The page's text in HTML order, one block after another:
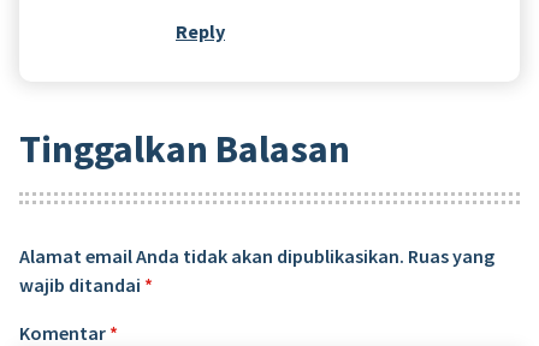
Reply
Tinggalkan Balasan
Alamat email Anda tidak akan dipublikasikan. Ruas yang
wajib ditandai *
Komentar *